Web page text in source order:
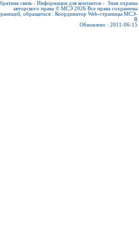
связь - Информация для контактов - Знак охраны
авторского права © МСЭ 2026 Все права сохранены
обращаться : Координатор Web-страницы МСЭ-
R
Обновлено : 2011-06-15